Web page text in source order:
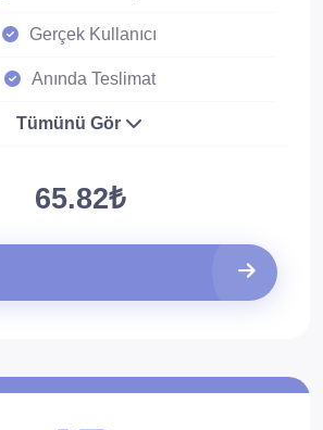
Gerçek Kullanıcı
Anında Teslimat
Tümünü Gör
65.82₺